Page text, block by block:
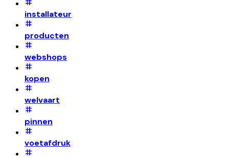
installateur
producten
webshops
kopen
welvaart
pinnen
voetafdruk